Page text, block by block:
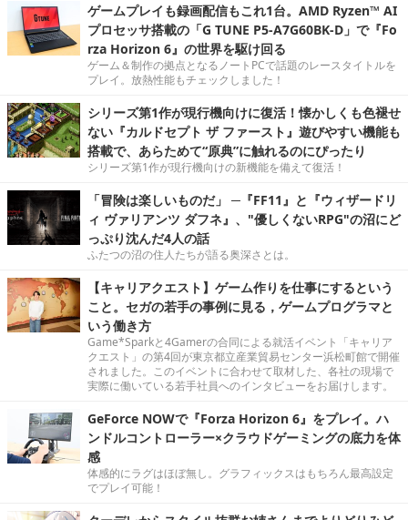
ゲームプレイも録画配信もこれ1台。AMD Ryzen™ AI
プロセッサ搭載の「G TUNE P5-A7G60BK-D」で『Fo
rza Horizon 6』の世界を駆け回る
ゲーム＆制作の拠点となるノートPCで話題のレースタイトルを
プレイ。放熱性能もチェックしました！
シリーズ第1作が現行機向けに復活！懐かしくも色褪せ
ない『カルドセプト ザ ファースト』遊びやすい機能も
搭載で、あらためて“原典”に触れるのにぴったり
シリーズ第1作が現行機向けの新機能を備えて復活！
「冒険は楽しいものだ」 ─『FF11』と『ウィザードリ
ィ ヴァリアンツ ダフネ』、"優しくないRPG"の沼にど
っぷり沈んだ4人の話
ふたつの沼の住人たちが語る奥深さとは。
【キャリアクエスト】ゲーム作りを仕事にするという
こと。セガの若手の事例に見る，ゲームプログラマと
いう働き方
Game*Sparkと4Gamerの合同による就活イベント「キャリア
クエスト」の第4回が東京都立産業貿易センター浜松町館で開催
されました。このイベントに合わせて取材した、各社の現場で
実際に働いている若手社員へのインタビューをお届けします。
GeForce NOWで『Forza Horizon 6』をプレイ。ハ
ンドルコントローラー×クラウドゲーミングの底力を体
感
体感的にラグはほぼ無し。グラフィックスはもちろん最高設定
でプレイ可能！